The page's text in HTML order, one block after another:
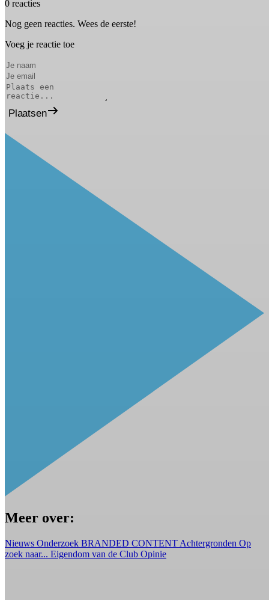
0 reacties
Nog geen reacties. Wees de eerste!
Voeg je reactie toe
Plaatsen
Meer over:
Nieuws Onderzoek BRANDED CONTENT Achtergronden Op
zoek naar... Eigendom van de Club Opinie